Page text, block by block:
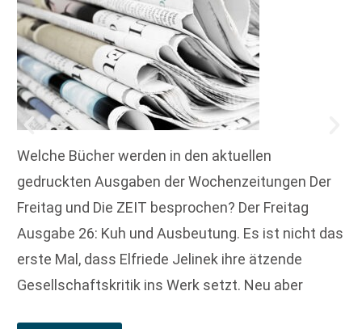
Welche Bücher werden in den aktuellen
gedruckten Ausgaben der Wochenzeitungen Der
Freitag und Die ZEIT besprochen? Der Freitag
Ausgabe 26: Kuh und Ausbeutung. Es ist nicht das
erste Mal, dass Elfriede Jelinek ihre ätzende
Gesellschaftskritik ins Werk setzt. Neu aber